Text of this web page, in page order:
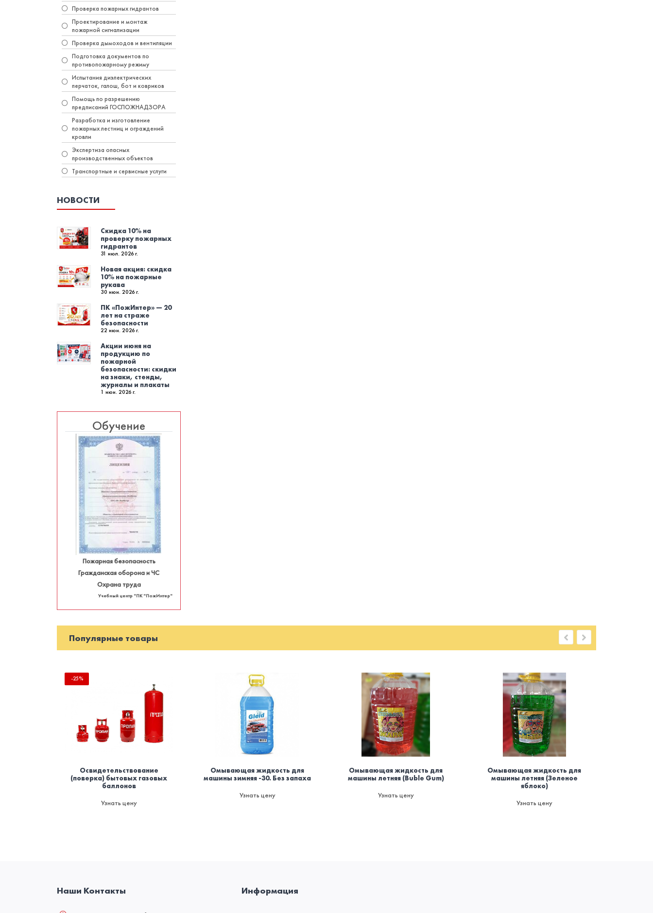
Проверка пожарных гидрантов
Проектирование и монтаж
пожарной сигнализации
Проверка дымоходов и вентиляции
Подготовка документов по
противопожарному режиму
Испытания диэлектрических
перчаток, галош, бот и ковриков
Помощь по разрешению
предписаний ГОСПОЖНАДЗОРА
Разработка и изготовление
пожарных лестниц и ограждений
кровли
Экспертиза опасных
производственных объектов
Транспортные и сервисные услуги
НОВОСТИ
Скидка 10% на
проверку пожарных
гидрантов
31 июл. 2026 г.
Новая акция: скидка
10% на пожарные
рукава
30 июн. 2026 г.
ПК «ПожИнтер» — 20
лет на страже
безопасности
22 июн. 2026 г.
Акции июня на
продукцию по
пожарной
безопасности: скидки
на знаки, стенды,
журналы и плакаты
1 июн. 2026 г.
Обучение
Пожарная безопасность
Гражданская оборона и ЧС
Охрана труда
Учебный центр "ПК "ПожИнтер"
Популярные товары
Освидетельствование
(поверка) бытовых газовых
баллонов
Узнать цену
-25%
Омывающая жидкость для
машины зимняя -30. Без запаха
Узнать цену
Омывающая жидкость для
машины летняя (Buble Gum)
Узнать цену
Омывающая жидкость для
машины летняя (Зеленое
яблоко)
Узнать цену
Наши Контакты Информация